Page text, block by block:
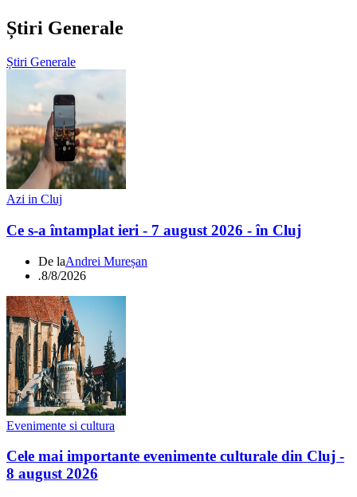
Știri Generale
Știri Generale
Azi in Cluj
Ce s-a întamplat ieri - 7 august 2026 - în Cluj
De laAndrei Mureșan
.8/8/2026
Evenimente si cultura
Cele mai importante evenimente culturale din Cluj -
8 august 2026